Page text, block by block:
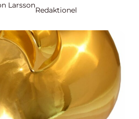
Larsson
Redaktionel